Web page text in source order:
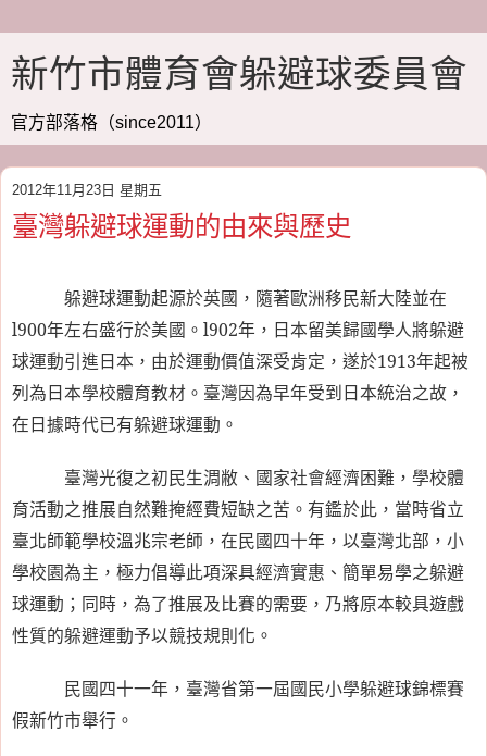
新竹市體育會躲避球委員會
官方部落格（since2011）
2012年11月23日 星期五
臺灣躲避球運動的由來與歷史
躲避球運動起源於英國，隨著歐洲移民新大陸並在
l900年左右盛行於美國。 l902年，日本留美歸國學人將躲避
球運動引進日本，由於運動價值深受肯定，遂於1913年起被
列為日本學校體育教材。臺灣因為早年受到日本統治之故，
在日據時代已有躲避球運動。
臺灣光復之初民生淍敝、國家社會經濟困難，學校體
育活動之推展自然難掩經費短缺之苦。有鑑於此，當時省立
臺北師範學校溫兆宗老師，在民國四十年，以臺灣北部，小
學校園為主，極力倡導此項深具經濟實惠、簡單易學之躲避
球運動；同時，為了推展及比賽的需要，乃將原本較具遊戲
性質的躲避運動予以競技規則化。
民國四十一年，臺灣省第一屆國民小學躲避球錦標賽
假新竹市舉行。